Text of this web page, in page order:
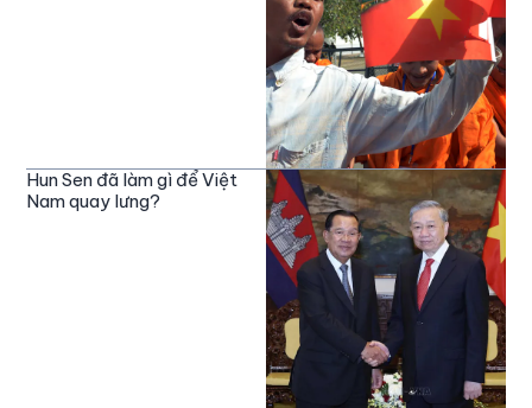
Hun Sen đã làm gì để Việt
Nam quay lưng?